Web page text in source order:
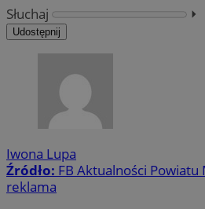
Słuchaj
⏵︎
Udostępnij
Iwona Lupa
Źródło: FB Aktualności Powiatu
reklama